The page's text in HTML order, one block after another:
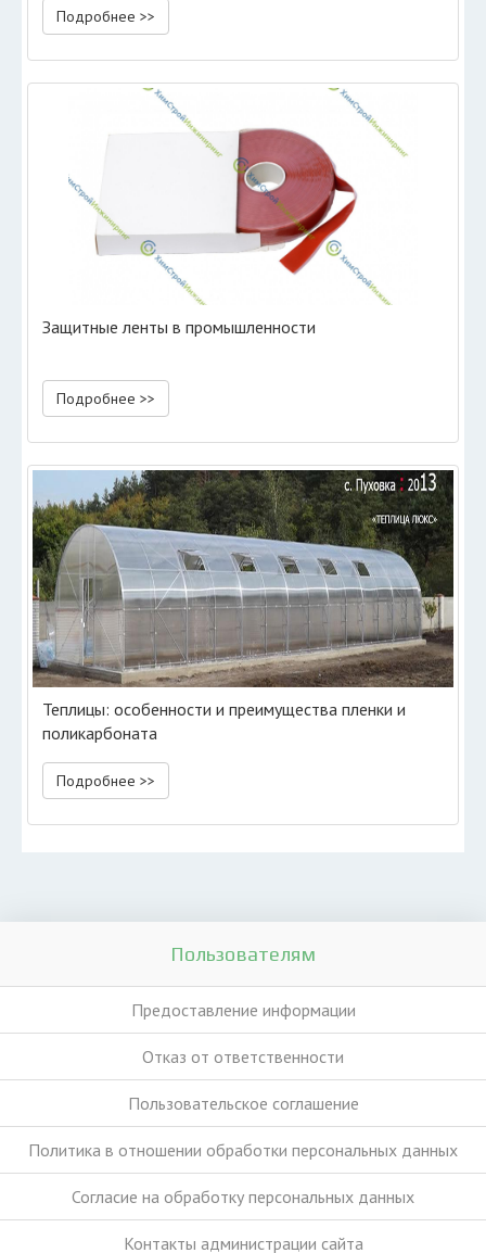
Подробнее >>
Защитные ленты в промышленности
Подробнее >>
Теплицы: особенности и преимущества пленки и
поликарбоната
Подробнее >>
Пользователям
Предоставление информации
Отказ от ответственности
Пользовательское соглашение
Политика в отношении обработки персональных данных
Согласие на обработку персональных данных
Контакты администрации сайта